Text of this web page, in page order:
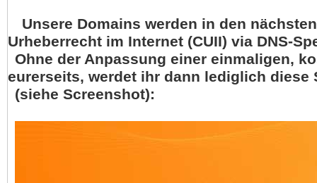
Unsere Domains werden in den
Urheberrecht im Internet (CUII) via DNS-
Ohne der Anpassung einer einmaligen,
eurerseits, werdet ihr dann lediglich diese
(siehe Screenshot):